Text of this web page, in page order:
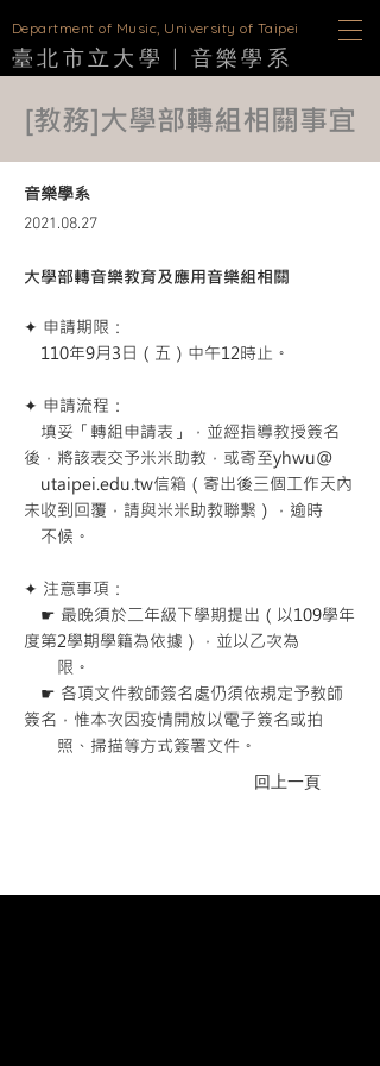
Department of Music, University of Taipei
臺北市立大學 | 音樂學 系
[教務]大學部轉組相關事宜
音樂學系
2021.08.27
大學部轉音樂教育及應用音樂組相關
✦ 申請期限：
110年9月3日（五）中午12時止。
✦ 申請流程：
填妥「轉組申請表」，並經指導教授簽名
後，將該表交予米米助教，或寄至yhwu@
utaipei.edu.tw信箱（寄出後三個工作天內
未收到回覆，請與米米助教聯繫），逾時
不候。
✦ 注意事項：
☛ 最晚須於二年級下學期提出（以109學年
度第2學期學籍為依據），並以乙次為
限。
☛ 各項文件教師簽名處仍須依規定予教師
簽名，惟本次因疫情開放以電子簽名或拍
照、掃描等方式簽署文件。
回上一頁